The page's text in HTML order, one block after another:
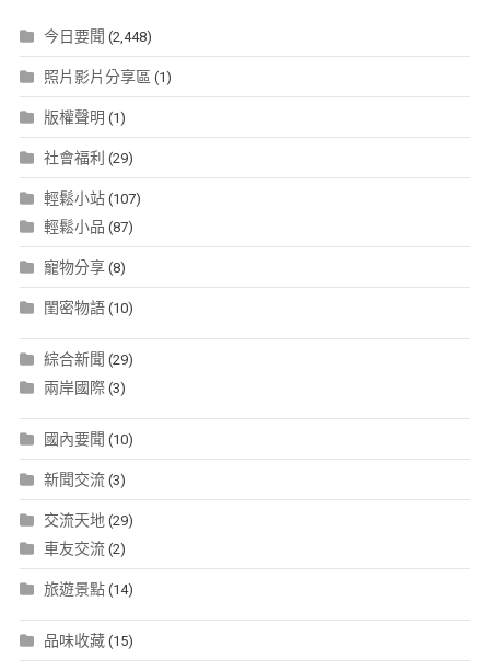
今日要聞 (2,448)
照片影片分享區 (1)
版權聲明 (1)
社會福利 (29)
輕鬆小站(107)
輕鬆小品 (87)
寵物分享(8)
閨密物語(10)
綜合新聞 (29)
兩岸國際(3)
國內要聞 (10)
新聞交流(3)
交流天地(29)
車友交流(2)
旅遊景點(14)
品味收藏(15)